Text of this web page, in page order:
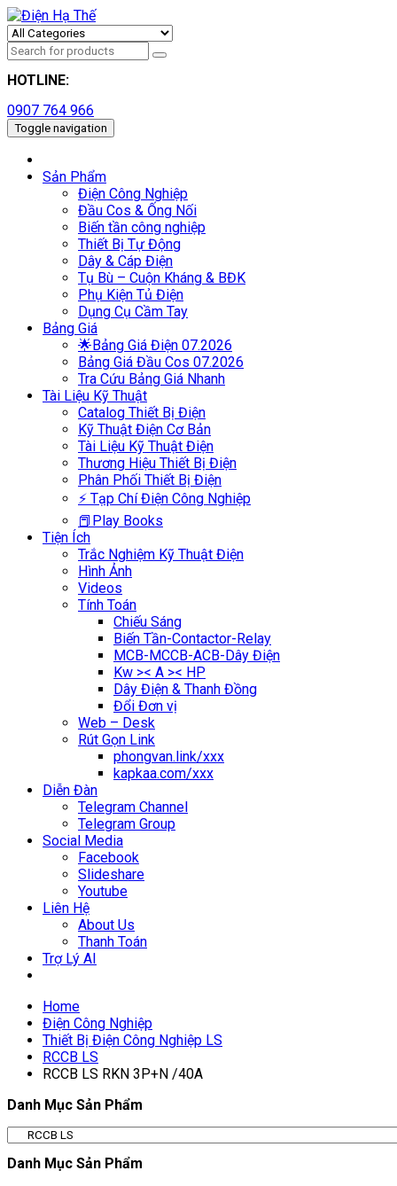
HOTLINE:
0907 764 966
Toggle navigation
Sản Phẩm
Điện Công Nghiệp
Đầu Cos & Ống Nối
Biến tần công nghiệp
Thiết Bị Tự Động
Dây & Cáp Điện
Tụ Bù – Cuộn Kháng & BĐK
Phụ Kiện Tủ Điện
Dụng Cụ Cầm Tay
Bảng Giá
🌟Bảng Giá Điện 07.2026
Bảng Giá Đầu Cos 07.2026
Tra Cứu Bảng Giá Nhanh
Tài Liệu Kỹ Thuật
Catalog Thiết Bị Điện
Kỹ Thuật Điện Cơ Bản
Tài Liệu Kỹ Thuật Điện
Thương Hiệu Thiết Bị Điện
Phân Phối Thiết Bị Điện
⚡ Tạp Chí Điện Công Nghiệp
📕Play Books
Tiện Ích
Trắc Nghiệm Kỹ Thuật Điện
Hình Ảnh
Videos
Tính Toán
Chiếu Sáng
Biến Tần-Contactor-Relay
MCB-MCCB-ACB-Dây Điện
Kw >< A >< HP
Dây Điện & Thanh Đồng
Đổi Đơn vị
Web – Desk
Rút Gọn Link
phongvan.link/xxx
kapkaa.com/xxx
Diễn Đàn
Telegram Channel
Telegram Group
Social Media
Facebook
Slideshare
Youtube
Liên Hệ
About Us
Thanh Toán
Trợ Lý AI
Home
Điện Công Nghiệp
Thiết Bị Điện Công Nghiệp LS
RCCB LS
RCCB LS RKN 3P+N /40A
Danh Mục Sản Phẩm
Danh Mục Sản Phẩm